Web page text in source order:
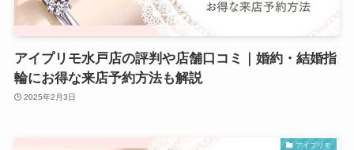
アイプリモ水戸店の評判や店舗口コミ｜婚約・結婚指
輪にお得な来店予約方法も解説
2025年2月3日
アイプリモ